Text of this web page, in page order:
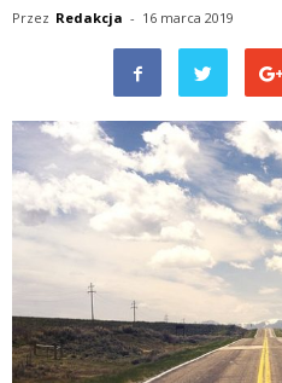
Przez Redakcja - 16 marca 2019